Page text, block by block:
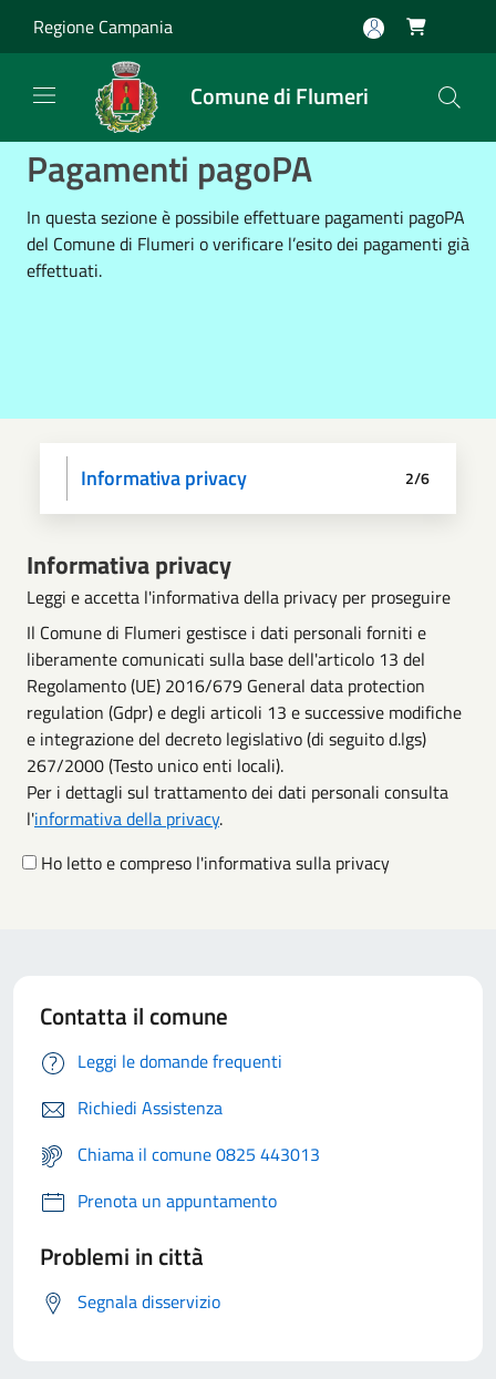
Regione Campania 
Comune di Flumeri
Pagamenti pagoPA
In questa sezione è possibile effettuare pagamenti pagoPA
del Comune di Flumeri o verificare l’esito dei pagamenti già
effettuati.
Scegli operazione
Informativa privacy
Scegli il pagamento
Dati anagrafici
Paga
Riepilogo 2/6
Informativa privacy
Leggi e accetta l'informativa della privacy per proseguire
Il Comune di Flumeri gestisce i dati personali forniti e
liberamente comunicati sulla base dell'articolo 13 del
Regolamento (UE) 2016/679 General data protection
regulation (Gdpr) e degli articoli 13 e successive modifiche
e integrazione del decreto legislativo (di seguito d.lgs)
267/2000 (Testo unico enti locali).
Per i dettagli sul trattamento dei dati personali consulta
l'informativa della privacy.
Ho letto e compreso l'informativa sulla privacy
Contatta il comune
Leggi le domande frequenti
Richiedi Assistenza
Chiama il comune 0825 443013
Prenota un appuntamento
Problemi in città
Segnala disservizio